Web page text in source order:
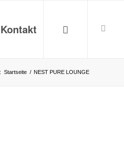
Kontakt
Startseite / NEST PURE LOUNGE